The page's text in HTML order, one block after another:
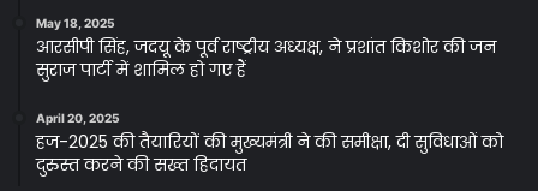
May 18, 2025
आरसीपी सिंह, जदयू के पूर्व राष्ट्रीय अध्यक्ष, ने प्रशांत किशोर की जन
सुराज पार्टी में शामिल हो गए हैं
April 20, 2025
हज-2025 की तैयारियों की मुख्यमंत्री ने की समीक्षा, दी सुविधाओं को
दुरुस्त करने की सख्त हिदायत